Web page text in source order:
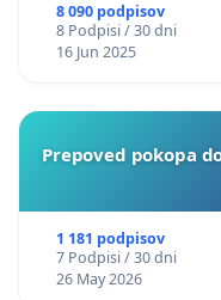
8 090 podpisov
8 Podpisi / 30 dni
16 Jun 2025
Prepoved pokopa
1 181 podpisov
7 Podpisi / 30 dni
26 May 2026